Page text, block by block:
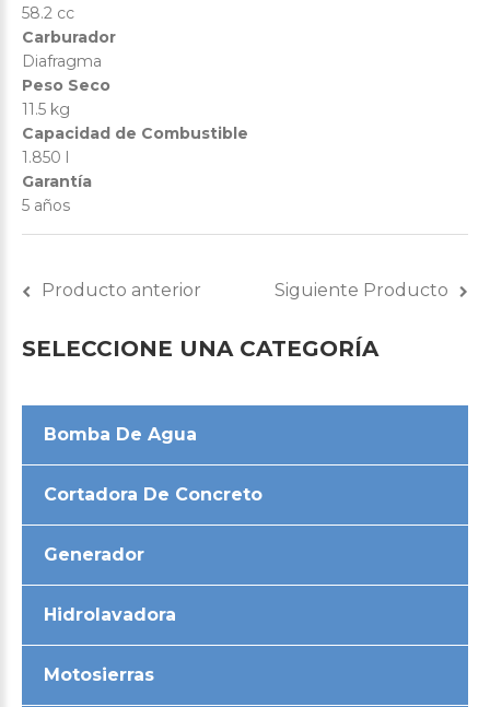
58.2 cc
Carburador
Diafragma
Peso Seco
11.5 kg
Capacidad de Combustible
1.850 l
Garantía
5 años
Producto anterior Siguiente Producto
SELECCIONE UNA CATEGORÍA
Bomba De Agua
Cortadora De Concreto
Generador
Hidrolavadora
Motosierras